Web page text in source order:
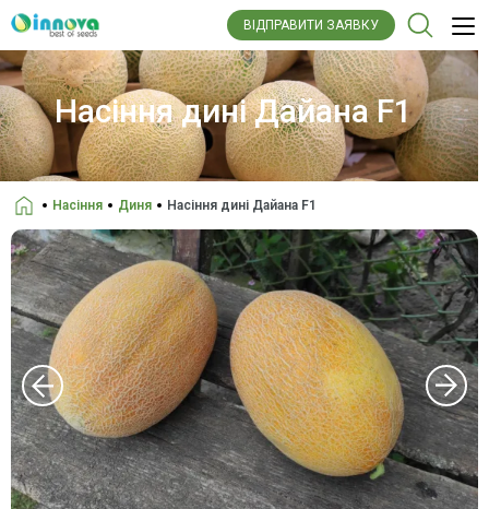
ВІДПРАВИТИ ЗАЯВКУ
Насіння дині Дайана F1
Головна
Насіння Диня Насіння дині Дайана F1